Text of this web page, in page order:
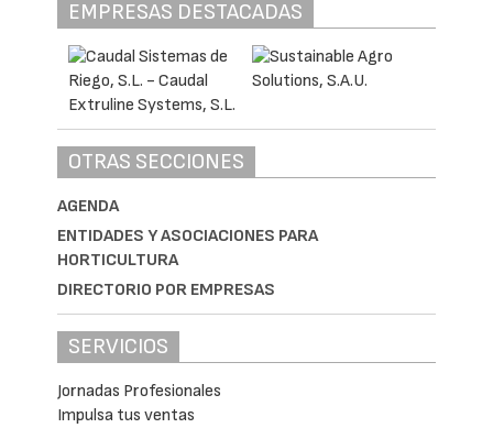
EMPRESAS DESTACADAS
OTRAS SECCIONES
AGENDA
ENTIDADES Y ASOCIACIONES PARA
HORTICULTURA
DIRECTORIO POR EMPRESAS
SERVICIOS
Jornadas Profesionales
Impulsa tus ventas